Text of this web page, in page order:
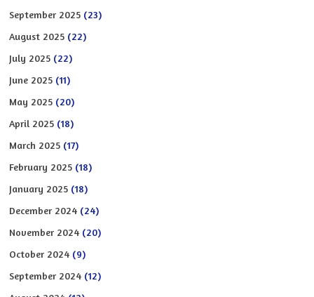
September 2025 (23)
August 2025 (22)
July 2025 (22)
June 2025 (11)
May 2025 (20)
April 2025 (18)
March 2025 (17)
February 2025 (18)
January 2025 (18)
December 2024 (24)
November 2024 (20)
October 2024 (9)
September 2024 (12)